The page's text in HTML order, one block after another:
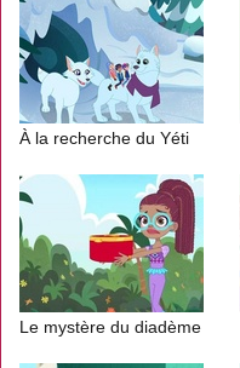
À la recherche du Yéti
Le mystère du diadème